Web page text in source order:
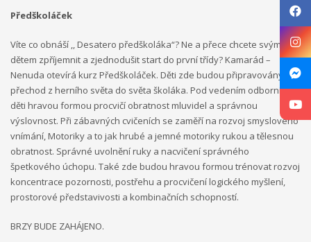
Předškoláček
Víte co obnáší ,, Desatero předškoláka“? Ne a přece chcete svým
dětem zpříjemnit a zjednodušit start do první třídy? Kamarád –
Nenuda otevírá kurz Předškoláček. Děti zde budou připravovány na
přechod z herního světa do světa školáka. Pod vedením odborníka si
děti hravou formou procvičí obratnost mluvidel a správnou
výslovnost. Při zábavných cvičeních se zaměří na rozvoj smyslového
vnímání, Motoriky a to jak hrubé a jemné motoriky rukou a tělesnou
obratnost. Správné uvolnění ruky a nacvičení správného
špetkového úchopu. Také zde budou hravou formou trénovat rozvoj
koncentrace pozornosti, postřehu a procvičení logického myšlení,
prostorové představivosti a kombinačních schopností.
BRZY BUDE ZAHÁJENO.